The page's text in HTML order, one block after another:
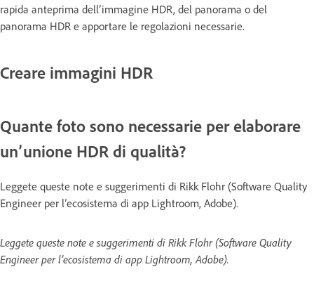
rapida anteprima dell’immagine HDR, del panorama o del
panorama HDR e apportare le regolazioni necessarie.
Creare immagini HDR
Quante foto sono necessarie per elaborare
un’unione HDR di qualità?
Leggete queste note e suggerimenti di Rikk Flohr (Software Quality
Engineer per l’ecosistema di app Lightroom, Adobe).
Leggete queste note e suggerimenti di Rikk Flohr (Software Quality
Engineer per l’ecosistema di app Lightroom, Adobe).